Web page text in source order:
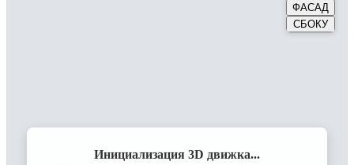
ФАСАД
СБОКУ
Инициализация 3D движка...